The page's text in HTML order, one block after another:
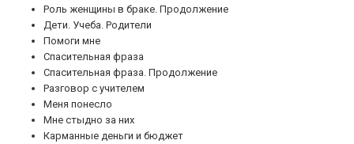
Роль женщины в браке. Продолжение
Дети. Учеба. Родители
Помоги мне
Спасительная фраза
Спасительная фраза. Продолжение
Разговор с учителем
Меня понесло
Мне стыдно за них
Карманные деньги и бюджет